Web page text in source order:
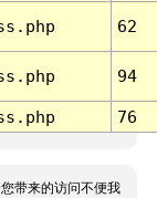
62
94
76
带来的访问不便我